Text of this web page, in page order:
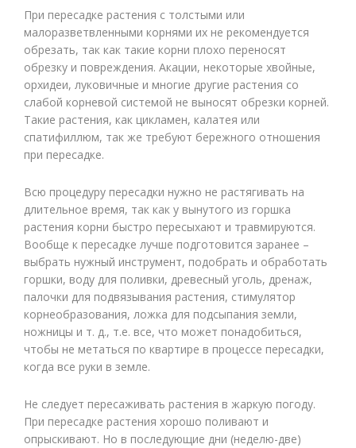
При пересадке растения с толстыми или
малоразветвленными корнями их не рекомендуется
обрезать, так как такие корни плохо переносят
обрезку и повреждения. Акации, некоторые хвойные,
орхидеи, луковичные и многие другие растения со
слабой корневой системой не выносят обрезки корней.
Такие растения, как цикламен, калатея или
спатифиллюм, так же требуют бережного отношения
при пересадке.
Всю процедуру пересадки нужно не растягивать на
длительное время, так как у вынутого из горшка
растения корни быстро пересыхают и травмируются.
Вообще к пересадке лучше подготовится заранее –
выбрать нужный инструмент, подобрать и обработать
горшки, воду для поливки, древесный уголь, дренаж,
палочки для подвязывания растения, стимулятор
корнеобразования, ложка для подсыпания земли,
ножницы и т. д., т.е. все, что может понадобиться,
чтобы не метаться по квартире в процессе пересадки,
когда все руки в земле.
Не следует пересаживать растения в жаркую погоду.
При пересадке растения хорошо поливают и
опрыскивают. Но в последующие дни (неделю-две)